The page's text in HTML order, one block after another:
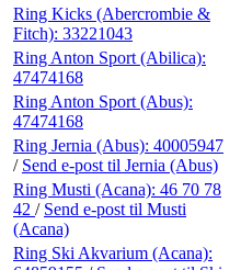
Ring Kicks (Abercrombie &
Fitch): 33221043
Ring Anton Sport (Abilica):
47474168
Ring Anton Sport (Abus):
47474168
Ring Jernia (Abus): 40005947
/ Send e-post til Jernia (Abus)
Ring Musti (Acana): 46 70 78
42 / Send e-post til Musti
(Acana)
Ring Ski Akvarium (Acana):